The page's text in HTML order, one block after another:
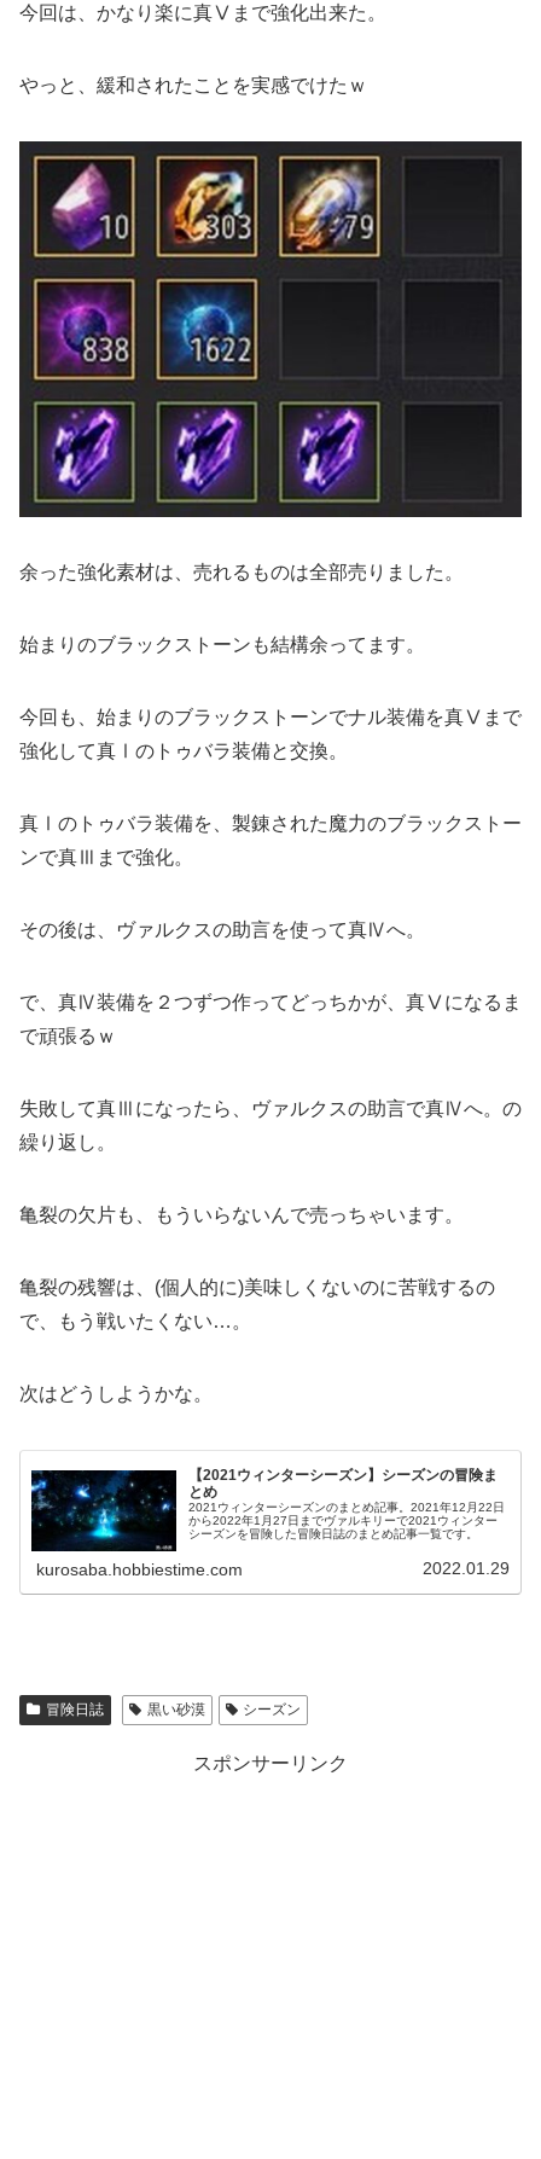
今回は、かなり楽に真Ⅴまで強化出来た。
やっと、緩和されたことを実感でけたｗ
余った強化素材は、売れるものは全部売りました。
始まりのブラックストーンも結構余ってます。
今回も、始まりのブラックストーンでナル装備を真Ⅴまで
強化して真Ⅰのトゥバラ装備と交換。
真Ⅰのトゥバラ装備を、製錬された魔力のブラックストー
ンで真Ⅲまで強化。
その後は、ヴァルクスの助言を使って真Ⅳへ。
で、真Ⅳ装備を２つずつ作ってどっちかが、真Ⅴになるま
で頑張るｗ
失敗して真Ⅲになったら、ヴァルクスの助言で真Ⅳへ。の
繰り返し。
亀裂の欠片も、もういらないんで売っちゃいます。
亀裂の残響は、(個人的に)美味しくないのに苦戦するの
で、もう戦いたくない…。
次はどうしようかな。
【2021ウィンターシーズン】シーズンの冒険ま
とめ
2021ウィンターシーズンのまとめ記事。2021年12月22日
から2022年1月27日までヴァルキリーで2021ウィンター
シーズンを冒険した冒険日誌のまとめ記事一覧です。
kurosaba.hobbiestime.com 2022.01.29
冒険日誌 黒い砂漠 シーズン
スポンサーリンク